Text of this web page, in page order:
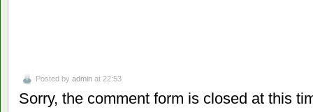
Posted by admin at 22:53
Sorry, the comment form is closed at this